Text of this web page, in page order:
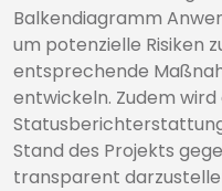
Balkendiagramm
um potenzielle Risiken
entsprechende
entwickeln. Zudem
Stand des Projekts
transparent